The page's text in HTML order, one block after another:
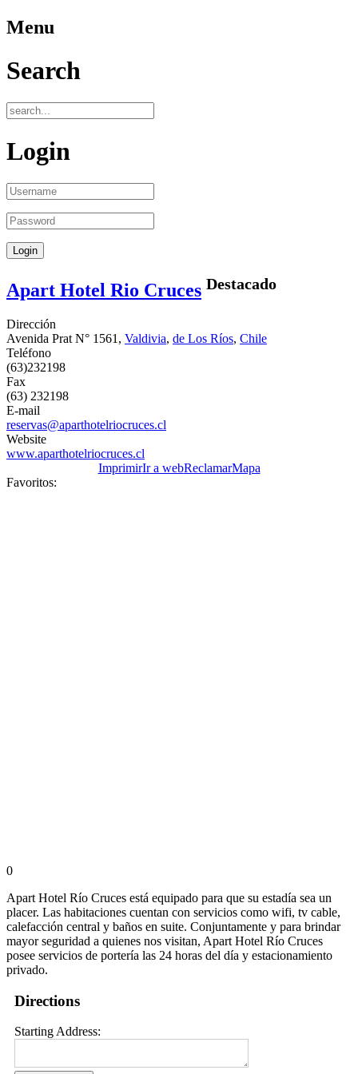
Menu
Search
Login
Apart Hotel Rio Cruces Destacado
Dirección
Avenida Prat N° 1561, Valdivia, de Los Ríos, Chile
Teléfono
(63)232198
Fax
(63) 232198
E-mail
reservas@aparthotelriocruces.cl
Website
www.aparthotelriocruces.cl
ImprimirIr a webReclamarMapa
Favoritos:
0
Apart Hotel Río Cruces está equipado para que su estadía sea un
placer. Las habitaciones cuentan con servicios como wifi, tv cable,
calefacción central y baños en suite. Conjuntamente y para brindar
mayor seguridad a quienes nos visitan, Apart Hotel Río Cruces
posee servicios de portería las 24 horas del día y estacionamiento
privado.
Directions
Starting Address: